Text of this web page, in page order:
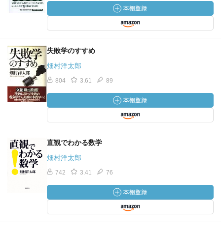
失敗学のすすめ
畑村洋太郎
804 3.61 89
直観でわかる数学
畑村洋太郎
742 3.41 76